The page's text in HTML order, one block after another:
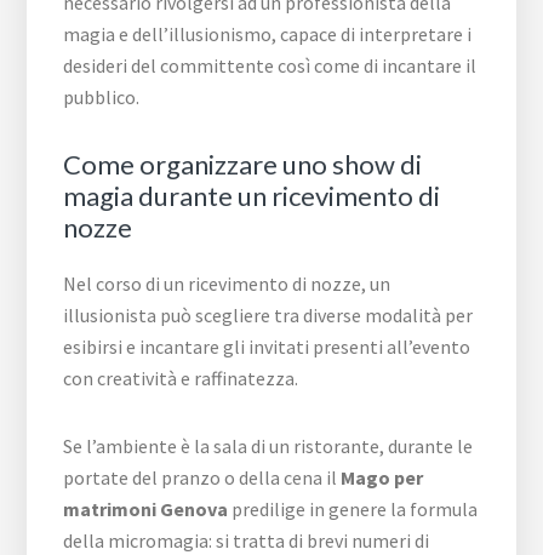
magia e dell’illusionismo, capace di interpretare i
desideri del committente così come di incantare il
pubblico.
Come organizzare uno show di
magia durante un ricevimento di
nozze
Nel corso di un ricevimento di nozze, un
illusionista può scegliere tra diverse modalità per
esibirsi e incantare gli invitati presenti all’evento
con creatività e raffinatezza.
Se l’ambiente è la sala di un ristorante, durante le
portate del pranzo o della cena il Mago per
matrimoni Genova predilige in genere la formula
della micromagia: si tratta di brevi numeri di